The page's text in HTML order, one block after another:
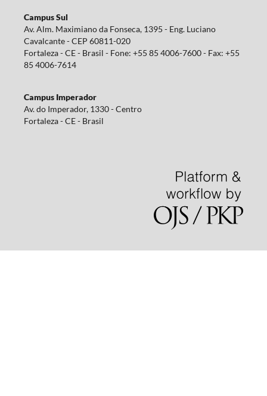
Campus Sul
Av. Alm. Maximiano da Fonseca, 1395 - Eng. Luciano
Cavalcante - CEP 60811-020
Fortaleza - CE - Brasil - Fone: +55 85 4006-7600 - Fax: +55
85 4006-7614
Campus Imperador
Av. do Imperador, 1330 - Centro
Fortaleza - CE - Brasil